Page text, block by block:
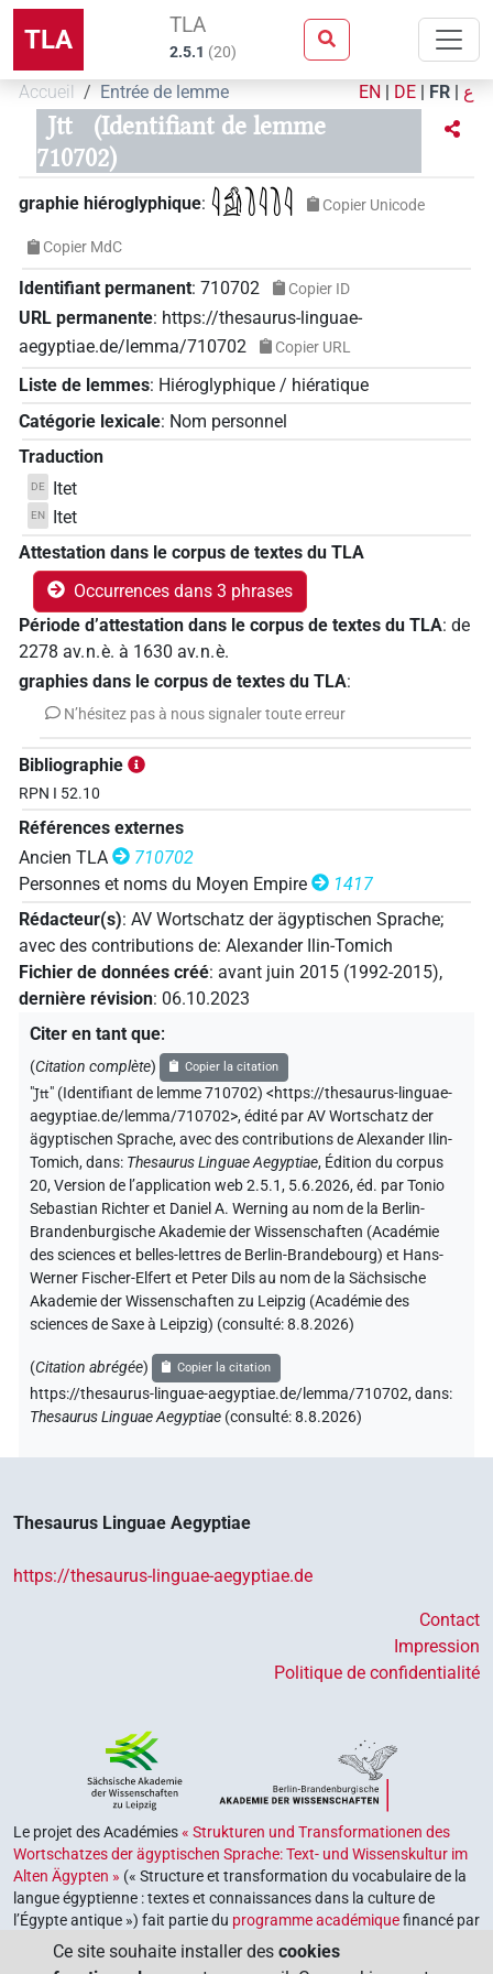
TLA TLA
2.5.1 (20)
Accueil Entrée de lemme EN | DE | FR | ع
Jtt
(Identifiant de lemme
710702)
graphie hiéroglyphique: 𓇋𓀁𓍘𓇋𓍘𓇋 Copier Unicode
Copier MdC
Identifiant permanent: 710702 Copier ID
URL permanente: https://thesaurus-linguae-
aegyptiae.de/lemma/710702
Copier URL
Liste de lemmes: Hiéroglyphique / hiératique
Catégorie lexicale: Nom personnel
Traduction
DE Itet
EN
Itet
Attestation dans le corpus de textes du TLA
Occurrences dans 3 phrases
Période d’attestation dans le corpus de textes du TLA: de
2278 av. n. è. à 1630 av. n. è.
graphies dans le corpus de textes du TLA:
N’hésitez pas à nous signaler toute erreur
Bibliographie
RPN I 52.10
Références externes
Ancien TLA
710702
Personnes et noms du Moyen Empire
1417
Rédacteur(s): AV Wortschatz der ägyptischen Sprache;
avec des contributions de: Alexander Ilin-Tomich
Fichier de données créé: avant juin 2015 (1992-2015),
dernière révision: 06.10.2023
Citer en tant que:
(Citation complète) Copier la citation
"Jtt" (Identifiant de lemme 710702) <https://thesaurus-linguae-
aegyptiae.de/lemma/710702>,édité par AV Wortschatz der
ägyptischen Sprache,avec des contributions deAlexander Ilin-
Tomich,dans: Thesaurus Linguae Aegyptiae, Édition du corpus
20, Version de l’application web 2.5.1, 5.6.2026, éd. par Tonio
Sebastian Richter et Daniel A. Werning au nom de la Berlin-
Brandenburgische Akademie der Wissenschaften (Académie
des sciences et belles-lettres de Berlin-Brandebourg) et Hans-
Werner Fischer-Elfert et Peter Dils au nom de la Sächsische
Akademie der Wissenschaften zu Leipzig (Académie des
sciences de Saxe à Leipzig) (consulté:8.8.2026)
(Citation abrégée) Copier la citation
https://thesaurus-linguae-aegyptiae.de/lemma/710702,dans:
Thesaurus Linguae Aegyptiae (consulté:8.8.2026)
Thesaurus Linguae Aegyptiae
https://thesaurus-linguae-aegyptiae.de
Contact
Impression
Politique de confidentialité
Le projet des Académies« Strukturen und Transformationen des
Wortschatzes der ägyptischen Sprache: Text- und Wissenskultur im
Alten Ägypten » (« Structure et transformation du vocabulaire de la
langue égyptienne : textes et connaissances dans la culture de
l’Égypte antique ») fait partie du programme académiquefinancé par
le gouvernement fédéral et les gouvernements des Länder de la
Ce site souhaite installer des cookies